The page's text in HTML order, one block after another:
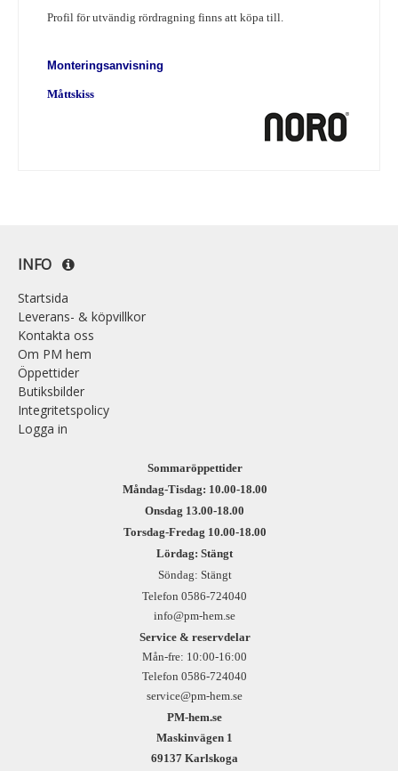
Profil för utvändig rördragning finns att köpa till.
Monteringsanvisning
Måttskiss
INFO
Startsida
Leverans- & köpvillkor
Kontakta oss
Om PM hem
Öppettider
Butiksbilder
Integritetspolicy
Logga in
Sommaröppettider
Måndag-Tisdag: 10.00-18.00
Onsdag 13.00-18.00
Torsdag-Fredag 10.00-18.00
Lördag: Stängt
Söndag: Stängt
Telefon 0586-724040
info@pm-hem.se
Service & reservdelar
Mån-fre: 10:00-16:00
Telefon 0586-724040
service@pm-hem.se
PM-hem.se
Maskinvägen 1
69137 Karlskoga